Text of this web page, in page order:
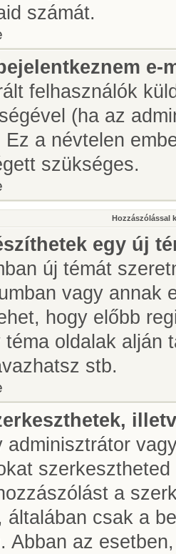
számát.
e-
felhasználók
(ha az
Ez a névtelen
szükséges.
Hozzászólással
egy új
új témát
vagy annak
hogy előbb
téma oldalak alján
stb.
adminisztrátor
a
általában csak a
Abban az